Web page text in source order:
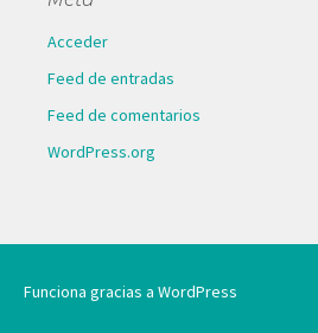
Acceder
Feed de entradas
Feed de comentarios
WordPress.org
Funciona gracias a WordPress